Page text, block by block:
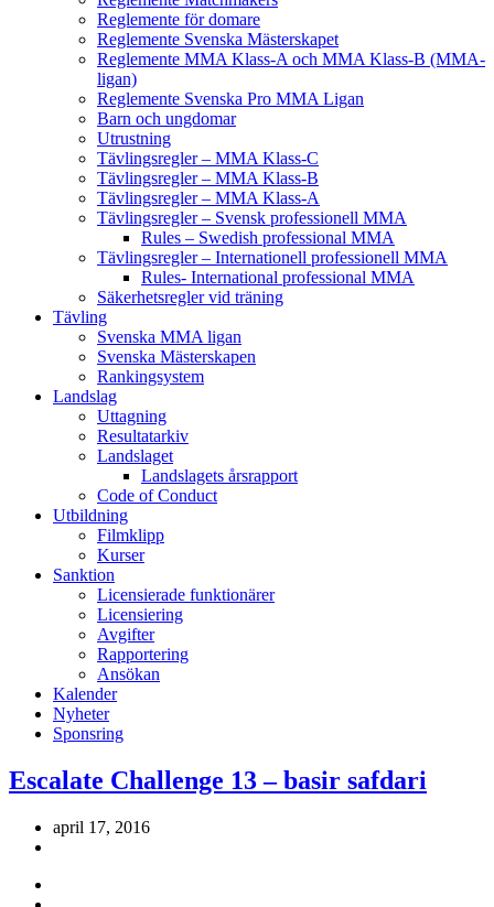
Reglemente för domare
Reglemente Svenska Mästerskapet
Reglemente MMA Klass-A och MMA Klass-B (MMA-
ligan)
Reglemente Svenska Pro MMA Ligan
Barn och ungdomar
Utrustning
Tävlingsregler – MMA Klass-C
Tävlingsregler – MMA Klass-B
Tävlingsregler – MMA Klass-A
Tävlingsregler – Svensk professionell MMA
Rules – Swedish professional MMA
Tävlingsregler – Internationell professionell MMA
Rules- International professional MMA
Säkerhetsregler vid träning
Tävling
Svenska MMA ligan
Svenska Mästerskapen
Rankingsystem
Landslag
Uttagning
Resultatarkiv
Landslaget
Landslagets årsrapport
Code of Conduct
Utbildning
Filmklipp
Kurser
Sanktion
Licensierade funktionärer
Licensiering
Avgifter
Rapportering
Ansökan
Kalender
Nyheter
Sponsring
Escalate Challenge 13 – basir safdari
april 17, 2016